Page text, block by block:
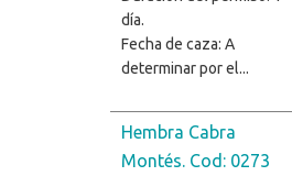
día.
Fecha de caza: A
determinar por el...
Hembra Cabra
Montés. Cod: 0273